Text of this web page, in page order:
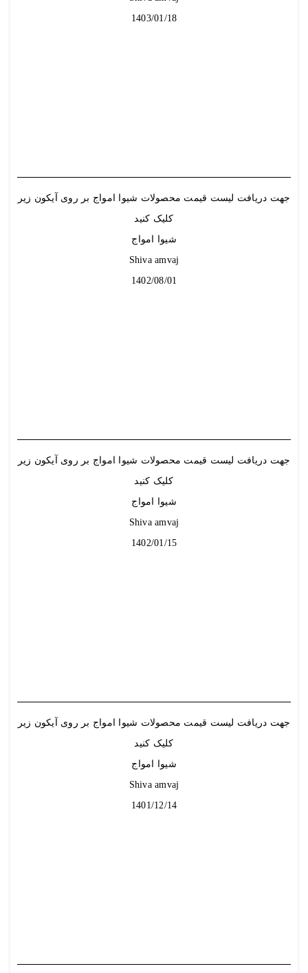
1403/01/18
جهت دریافت لیست قیمت محصولات شیوا امواج بر روی آیکون زیر
کلیک کنید
شیوا امواج
Shiva amvaj
1402/08/01
جهت دریافت لیست قیمت محصولات شیوا امواج بر روی آیکون زیر
کلیک کنید
شیوا امواج
Shiva amvaj
1402/01/15
جهت دریافت لیست قیمت محصولات شیوا امواج بر روی آیکون زیر
کلیک کنید
شیوا امواج
Shiva amvaj
1401/12/14